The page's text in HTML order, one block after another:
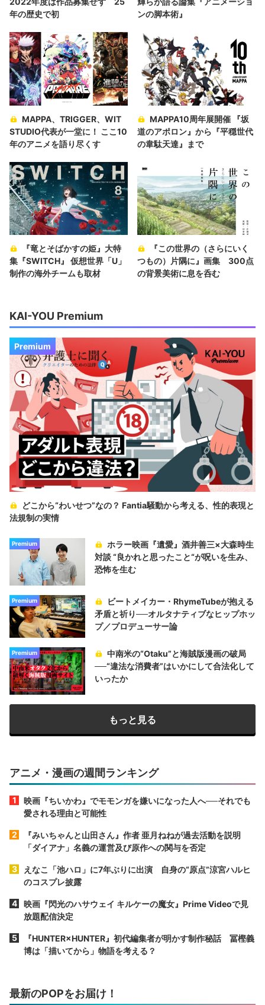
年の歴史で初
ンの脚本術』
MAPPA、TRIGGER、WIT
STUDIO代表が一堂に！ ここ10
年のアニメを語り尽くす
MAPPA10周年展開催 『坂
道のアポロン』から『平穏世代
の韋駄天達』まで
『竜とそばかすの姫』大特
集『SWITCH』 仮想世界「U」
制作の海外チームも取材
『この世界の（さらにいく
つもの）片隅に』画集 300点
の背景美術に息を呑む
KAI-YOU Premium
Premium
どこから“わいせつ”なの？ Fantia騒動から考える、性的表現と
法規制の実情
Premium
ホラー映画『遺愛』酒井善三×大森時生
対談 “良かれと思ったこと“が呪いを生み、
恐怖を生む
Premium
ビートメイカー・RhymeTubeが抱える
矛盾と祈り──オルタナティブなヒップホッ
プ／プロデューサー論
Premium
中南米の“Otaku”と海賊版漫画の破局
──“違法な消費者”はいかにして合法化して
いったか
もっと見る
アニメ・漫画の週間ランキング
映画『ちいかわ』でモモンガを嫌いになった人へ──それでも
愛される理由と可能性
『みいちゃんと山田さん』作者 亜月ねねが過去活動を説明
「ダイアナ」名義の運営及び原作への関与を否定
えなこ「池ハロ」に7年ぶりに出演 自身の“原点”涼宮ハルヒ
のコスプレ披露
映画『閃光のハサウェイ キルケーの魔女』Prime Videoで見
放題配信決定
『HUNTER×HUNTER』初代編集者が明かす制作秘話 冨樫義
博は「描いてから」物語を考える？
最新のPOPをお届け！